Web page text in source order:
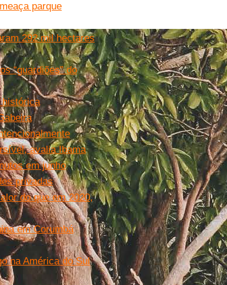
parque
292 mil hectares
“guardiões” do
histórica
avalia Ibama
em junho
privadas
do que em 2020,
em Corumbá
na América do Sul